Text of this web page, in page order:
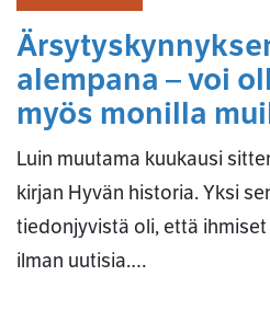
alempana – voi
myös monilla
Luin muutama kuukausi
kirjan Hyvän historia. Yksi
tiedonjyvistä oli, että
ilman uutisia.…